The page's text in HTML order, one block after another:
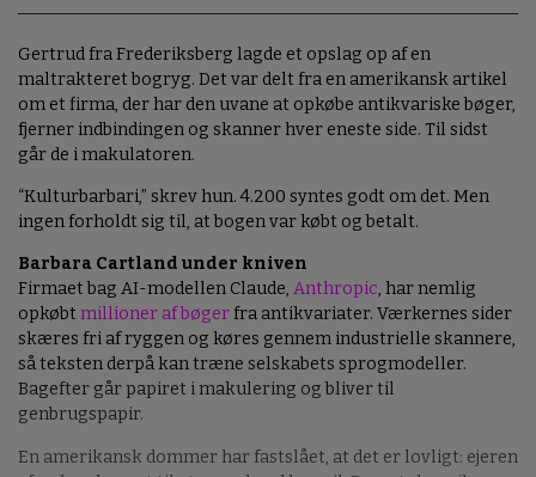
Gertrud fra Frederiksberg lagde et opslag op af en
maltrakteret bogryg. Det var delt fra en amerikansk artikel
om et firma, der har den uvane at opkøbe antikvariske bøger,
fjerner indbindingen og skanner hver eneste side. Til sidst
går de i makulatoren.
“Kulturbarbari,” skrev hun. 4.200 syntes godt om det. Men
ingen forholdt sig til, at bogen var købt og betalt.
Barbara Cartland under kniven
Firmaet bag AI-modellen Claude, Anthropic, har nemlig
opkøbt millioner af bøgerfra antikvariater. Værkernes sider
skæres fri af ryggen og køres gennem industrielle skannere,
så teksten derpå kan træne selskabets sprogmodeller.
Bagefter går papiret i makulering og bliver til
genbrugspapir.
En amerikansk dommer har fastslået, at det er lovligt: ejeren